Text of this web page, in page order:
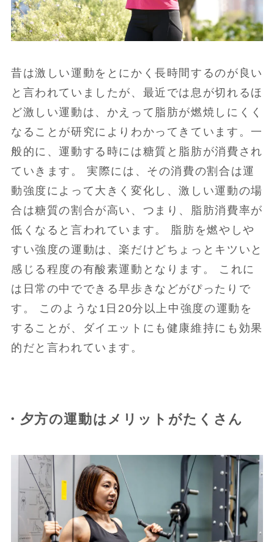
昔は激しい運動をとにかく長時間するのが良い
と言われていましたが、最近では息が切れるほ
ど激しい運動は、かえって脂肪が燃焼しにくく
なることが研究によりわかってきています。一
般的に、運動する時には糖質と脂肪が消費され
ていきます。 実際には、その消費の割合は運
動強度によって大きく変化し、激しい運動の場
合は糖質の割合が高い、つまり、脂肪消費率が
低くなると言われています。 脂肪を燃やしや
すい強度の運動は、楽だけどちょっとキツいと
感じる程度の有酸素運動となります。 これに
は日常の中でできる早歩きなどがぴったりで
す。 このような1日20分以上中強度の運動を
することが、ダイエットにも健康維持にも効果
的だと言われています。
・夕方の運動はメリットがたくさん